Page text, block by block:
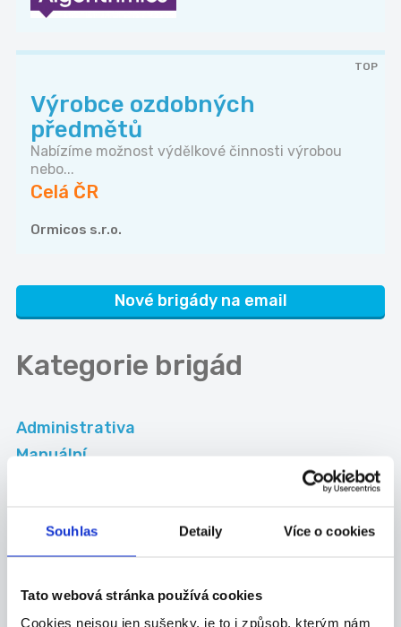
Souhlas Detaily Více o cookies
Tato webová stránka používá cookies
Cookies nejsou jen sušenky, je to i způsob, kterým nám
TOP
Výrobce ozdobných
předmětů
Nabízíme možnost výdělkové činnosti výrobou
nebo...
Celá ČR
Ormicos s.r.o.
Nové brigády na email
Kategorie brigád
Administrativa
Manuální
Okresy
Pardubice